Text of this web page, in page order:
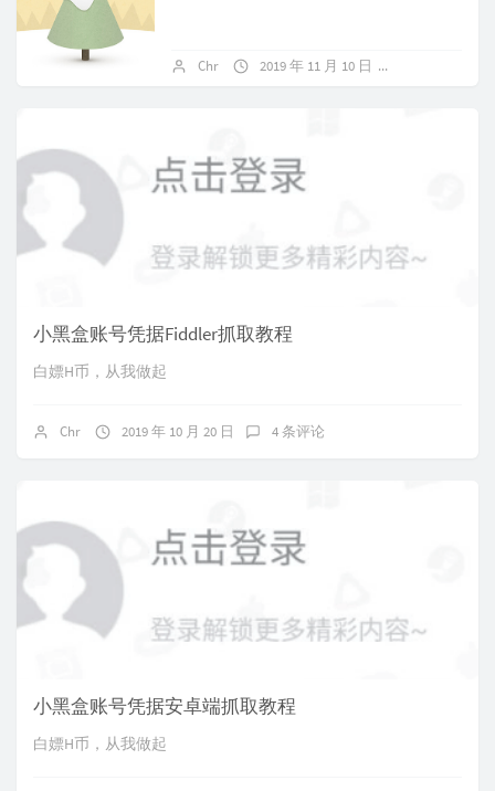
Chr 2019 年 11 月 10 日
小黑盒账号凭据Fiddler抓取教程
白嫖H币，从我做起
Chr 2019 年 10 月 20 日 4 条评论
小黑盒账号凭据安卓端抓取教程
白嫖H币，从我做起